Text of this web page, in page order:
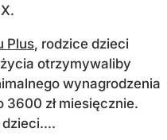
Plus, rodzice dzieci
otrzymywaliby
wynagrodzenia
3600 zł miesięcznie.